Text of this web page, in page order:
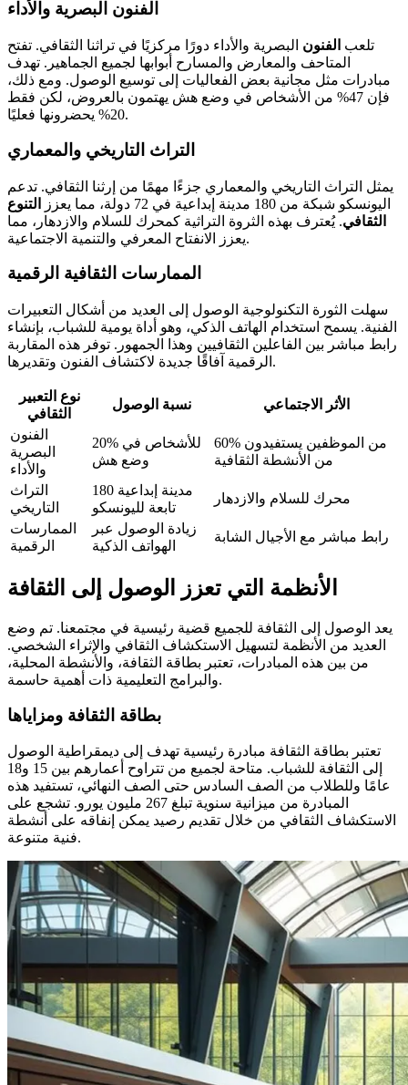
الفنون البصرية والأداء
تلعب الفنون البصرية والأداء دورًا مركزيًا في تراثنا الثقافي. تفتح
المتاحف والمعارض والمسارح أبوابها لجميع الجماهير. تهدف
مبادرات مثل مجانية بعض الفعاليات إلى توسيع الوصول. ومع ذلك،
فإن 47% من الأشخاص في وضع هش يهتمون بالعروض، لكن فقط
20% يحضرونها فعليًا.
التراث التاريخي والمعماري
يمثل التراث التاريخي والمعماري جزءًا مهمًا من إرثنا الثقافي. تدعم
اليونسكو شبكة من 180 مدينة إبداعية في 72 دولة، مما يعزز
التنوع
الثقافي. يُعترف بهذه الثروة التراثية كمحرك للسلام والازدهار، مما
يعزز الانفتاح المعرفي والتنمية الاجتماعية.
الممارسات الثقافية الرقمية
سهلت الثورة التكنولوجية الوصول إلى العديد من أشكال التعبيرات
الفنية. يسمح استخدام الهاتف الذكي، وهو أداة يومية للشباب، بإنشاء
رابط مباشر بين الفاعلين الثقافيين وهذا الجمهور. توفر هذه المقاربة
الرقمية آفاقًا جديدة لاكتشاف الفنون وتقديرها.
نوع التعبير
الثقافي
نسبة الوصول
الأثر الاجتماعي
الفنون
البصرية
والأداء
20% للأشخاص في
وضع هش
60% من الموظفين يستفيدون
من الأنشطة الثقافية
التراث
التاريخي
180 مدينة إبداعية
تابعة لليونسكو
محرك للسلام والازدهار
الممارسات
الرقمية
زيادة الوصول عبر
الهواتف الذكية
رابط مباشر مع الأجيال الشابة
الأنظمة التي تعزز الوصول إلى الثقافة
يعد الوصول إلى الثقافة للجميع قضية رئيسية في مجتمعنا. تم وضع
العديد من الأنظمة لتسهيل الاستكشاف الثقافي والإثراء الشخصي.
من بين هذه المبادرات، تعتبر بطاقة الثقافة، والأنشطة المحلية،
والبرامج التعليمية ذات أهمية حاسمة.
بطاقة الثقافة ومزاياها
تعتبر بطاقة الثقافة مبادرة رئيسية تهدف إلى ديمقراطية الوصول
إلى الثقافة للشباب. متاحة لجميع من تتراوح أعمارهم بين 15 و18
عامًا وللطلاب من الصف السادس حتى الصف النهائي، تستفيد هذه
المبادرة من ميزانية سنوية تبلغ 267 مليون يورو. تشجع على
الاستكشاف الثقافي من خلال تقديم رصيد يمكن إنفاقه على أنشطة
فنية متنوعة.